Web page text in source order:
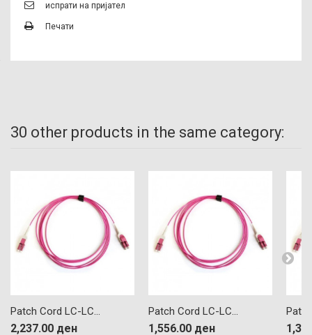
испрати на пријател
Печати
30 other products in the same category:
Patch Cord LC-LC...
2,237.00 ден
Patch Cord LC-LC...
1,556.00 ден